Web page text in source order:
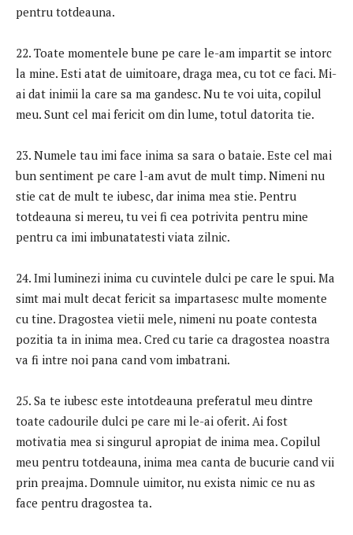
pentru totdeauna.
22. Toate momentele bune pe care le-am impartit se intorc
la mine. Esti atat de uimitoare, draga mea, cu tot ce faci. Mi-
ai dat inimii la care sa ma gandesc. Nu te voi uita, copilul
meu. Sunt cel mai fericit om din lume, totul datorita tie.
23. Numele tau imi face inima sa sara o bataie. Este cel mai
bun sentiment pe care l-am avut de mult timp. Nimeni nu
stie cat de mult te iubesc, dar inima mea stie. Pentru
totdeauna si mereu, tu vei fi cea potrivita pentru mine
pentru ca imi imbunatatesti viata zilnic.
24. Imi luminezi inima cu cuvintele dulci pe care le spui. Ma
simt mai mult decat fericit sa impartasesc multe momente
cu tine. Dragostea vietii mele, nimeni nu poate contesta
pozitia ta in inima mea. Cred cu tarie ca dragostea noastra
va fi intre noi pana cand vom imbatrani.
25. Sa te iubesc este intotdeauna preferatul meu dintre
toate cadourile dulci pe care mi le-ai oferit. Ai fost
motivatia mea si singurul apropiat de inima mea. Copilul
meu pentru totdeauna, inima mea canta de bucurie cand vii
prin preajma. Domnule uimitor, nu exista nimic ce nu as
face pentru dragostea ta.